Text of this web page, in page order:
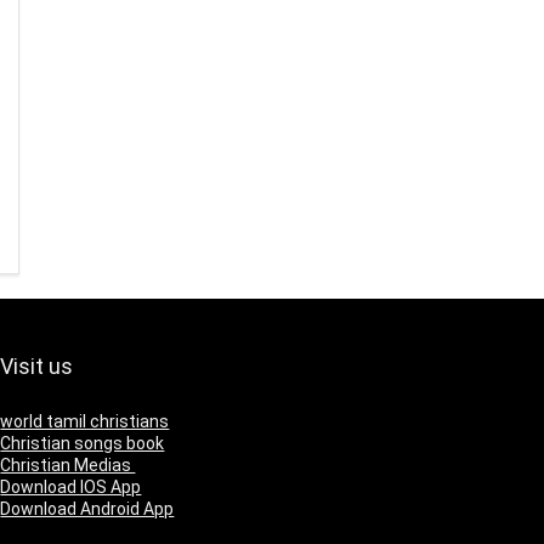
Visit us
world tamil christians
Christian songs book
Christian Medias
Download IOS App
Download Android App